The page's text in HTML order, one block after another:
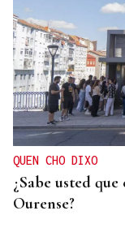
OBITUARIO
Muere Glen
ganador de un
años
QUEN CHO DIXO
¿Sabe usted
Ourense?